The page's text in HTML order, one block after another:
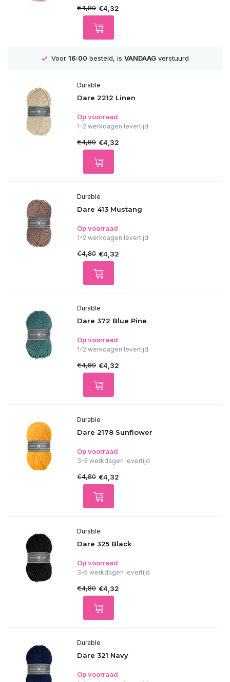
€4,80 €4,32
GRATISVerzending vanaf 75€
Durable
Dare 2212 Linen
Op voorraad
1-2 werkdagen levertijd
€4,80 €4,32
Durable
Dare 413 Mustang
Op voorraad
1-2 werkdagen levertijd
€4,80 €4,32
Durable
Dare 372 Blue Pine
Op voorraad
1-2 werkdagen levertijd
€4,80 €4,32
Durable
Dare 2178 Sunflower
Op voorraad
3-5 werkdagen levertijd
€4,80 €4,32
Durable
Dare 325 Black
Op voorraad
3-5 werkdagen levertijd
€4,80 €4,32
Durable
Dare 321 Navy
Op voorraad